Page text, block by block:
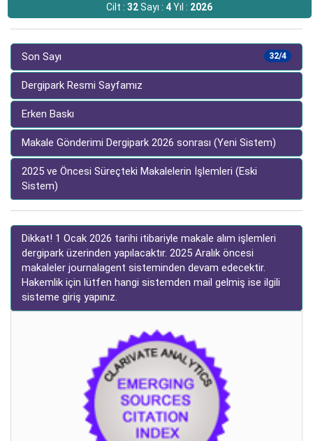
Cilt :32Sayı :4Yıl : 2026
32/4
Son Sayı
Dergipark Resmi Sayfamız
Erken Baskı
Makale Gönderimi Dergipark 2026 sonrası (Yeni Sistem)
2025 ve Öncesi Süreçteki Makalelerin İşlemleri (Eski
Sistem)
Dikkat! 1 Ocak 2026 tarihi itibariyle makale alım işlemleri
dergipark üzerinden yapılacaktır. 2025 Aralık öncesi
makaleler journalagent sisteminden devam edecektir.
Hakemlik için lütfen hangi sistemden mail gelmiş ise ilgili
sisteme giriş yapınız.